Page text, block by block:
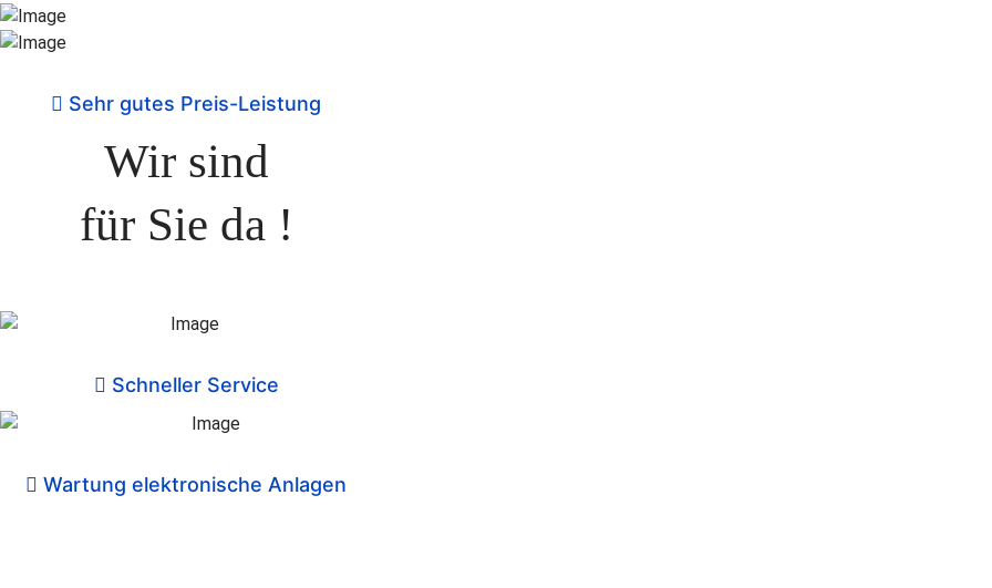
Sehr gutes Preis-Leistung
Wir sind
für Sie da !
Schneller Service
Wartung elektronische Anlagen